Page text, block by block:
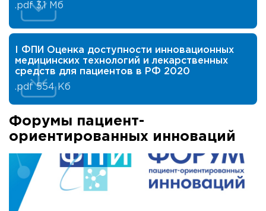
.pdf3,1 Мб
I ФПИ Оценка доступности инновационных
медицинских технологий и лекарственных
средств для пациентов в РФ 2020
.pdf554 Кб
Форумы пациент-
ориентированных инноваций